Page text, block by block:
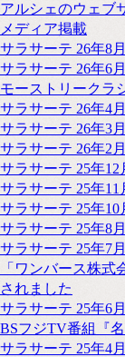
アルシェのウェブ
メディア掲載
サラサーテ 26年8
サラサーテ 26年6
モーストリークラ
サラサーテ 26年4
サラサーテ 26年3
サラサーテ 26年2
サラサーテ 25年12
サラサーテ 25年11
サラサーテ 25年10
サラサーテ 25年8
サラサーテ 25年7
「ワンバース株
されました
サラサーテ 25年6
BSフジTV番組『
サラサーテ 25年4